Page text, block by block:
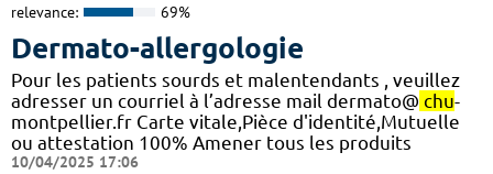
relevance: 69%
Dermato-allergologie
Pour les patients sourds et malentendants , veuillez
adresser un courriel à l’adresse mail dermato@ chu-
montpellier.fr Carte vitale,Pièce d'identité,Mutuelle
ou attestation 100% Amener tous les produits
10/04/2025 17:06